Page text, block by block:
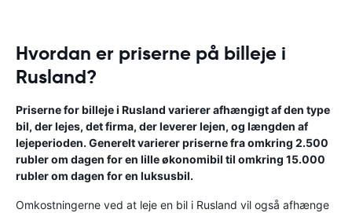
Hvordan er priserne på billeje i
Rusland?
Priserne for billeje i Rusland varierer afhængigt af den type
bil, der lejes, det firma, der leverer lejen, og længden af ​​
lejeperioden. Generelt varierer priserne fra omkring 2.500
rubler om dagen for en lille økonomibil til omkring 15.000
rubler om dagen for en luksusbil.
Omkostningerne ved at leje en bil i Rusland vil også afhænge